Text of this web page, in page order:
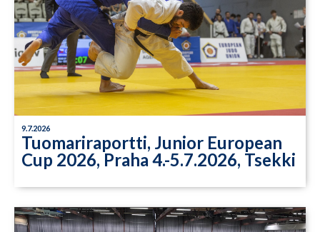
9.7.2026
Tuomariraportti, Junior European
Cup 2026, Praha 4.-5.7.2026, Tsekki